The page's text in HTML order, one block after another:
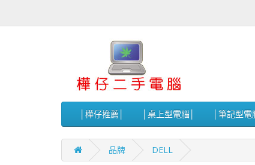
│樺仔推薦│ │桌上型電腦│ │筆記型電
品牌 DELL